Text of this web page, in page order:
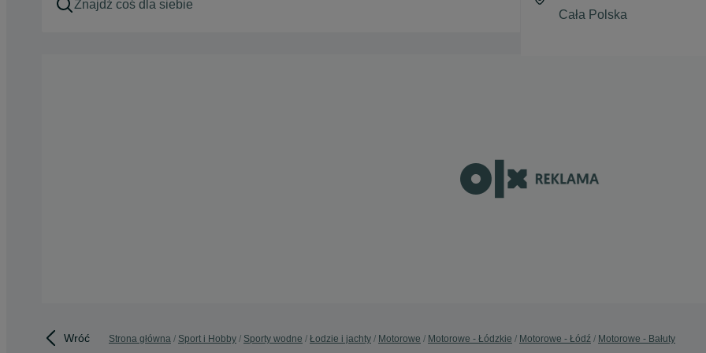
Wróć Strona główna Sport i Hobby Sporty wodne Łodzie i jachty Motorowe Motorowe - Łódzkie Motorowe - Łódź Motorowe - Bałuty